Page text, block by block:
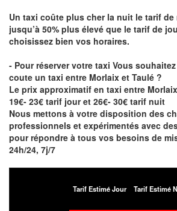
Un taxi coûte plus cher la nuit le tarif
jusqu’à 50% plus élevé que le tarif de
choisissez bien vos horaires.
- Pour réserver votre taxi Vous
coute un taxi entre Morlaix et Taulé ?
Le prix approximatif en taxi entre
19€- 23€ tarif jour et 26€- 30€ tarif nuit
Nous mettons à votre disposition des
professionnels et expérimentés avec
pour répondre à tous vos besoins de
24h/24, 7j/7
Tarif Estimé Jour Tarif Estimé